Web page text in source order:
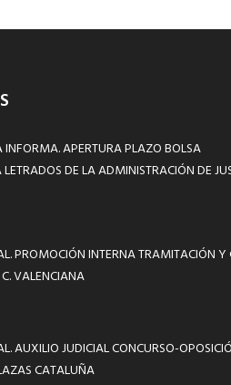
APERTURA PLAZO BOLSA
DE LA ADMINISTRACIÓN DE
PROMOCIÓN INTERNA TRAMITACIÓN Y
VALENCIANA
AUXILIO JUDICIAL CONCURSO-
CATALUÑA